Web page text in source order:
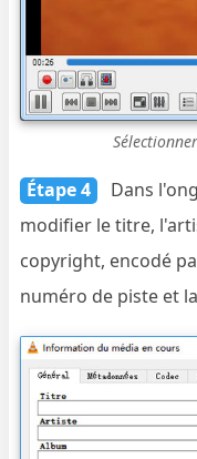
Étape 4
Dans
modifier le titre,
copyright, encodé
numéro de piste et